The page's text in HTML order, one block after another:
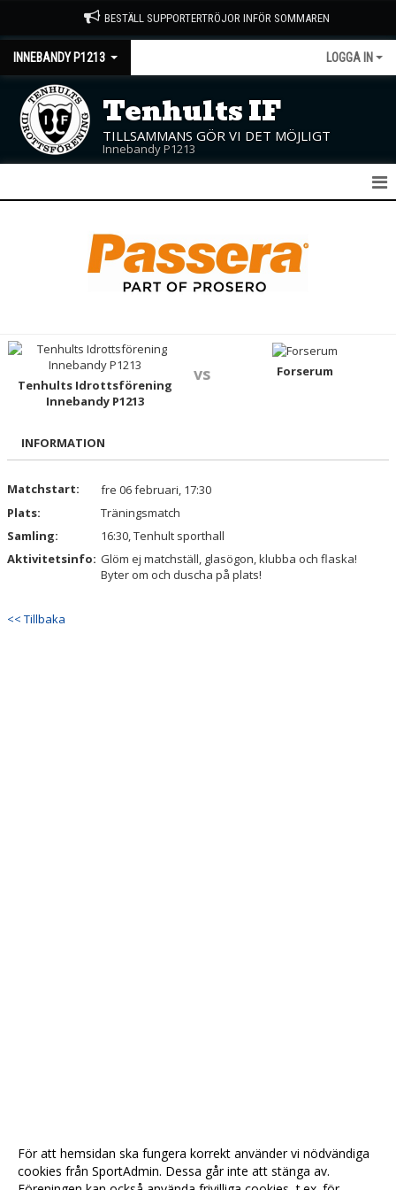
BESTÄLL SUPPORTERTRÖJOR INFÖR SOMMAREN
INNEBANDY P1213 LOGGA IN
Tenhults IF
TILLSAMMANS GÖR VI DET MÖJLIGT
Innebandy P1213
TRUPPEN
BILDGALLERI
DOKUMENT
KONTAKT
Tenhults Idrottsförening
Innebandy P1213
vs Forserum
INFORMATION
Matchstart:
fre 06 februari, 17:30
Plats:
Träningsmatch
Samling:
16:30, Tenhult sporthall
Aktivitetsinfo: Glöm ej matchställ, glasögon, klubba och flaska!
Byter om och duscha på plats!
<< Tillbaka
För att hemsidan ska fungera korrekt använder vi nödvändiga
cookies från SportAdmin. Dessa går inte att stänga av.